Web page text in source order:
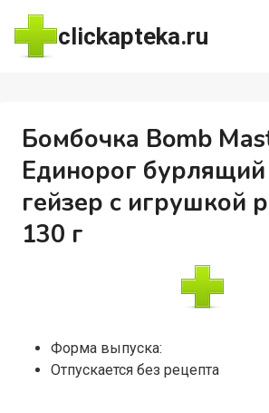
Перейти
содержимому
clickapteka.ru
Бомбочка Bomb
Единорог
гейзер с игрушкой
130 г
Форма выпуска:
Отпускается без рецепта